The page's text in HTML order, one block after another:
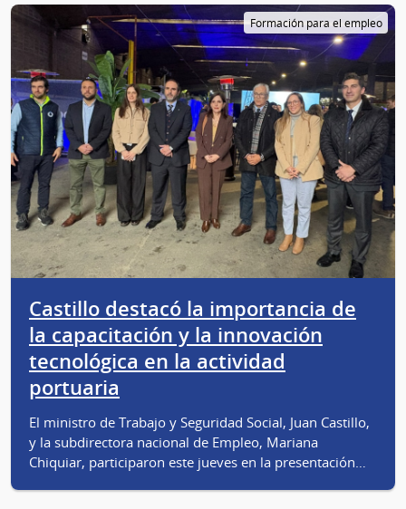
Formación para el empleo
Castillo destacó la importancia de
la capacitación y la innovación
tecnológica en la actividad
portuaria
El ministro de Trabajo y Seguridad Social, Juan Castillo,
y la subdirectora nacional de Empleo, Mariana
Chiquiar, participaron este jueves en la presentación…